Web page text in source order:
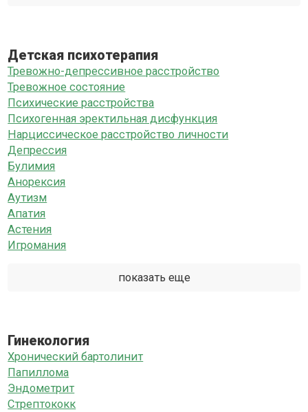
Детская психотерапия
Тревожно-депрессивное расстройство
Тревожное состояние
Психические расстройства
Психогенная эректильная дисфункция
Нарциссическое расстройство личности
Депрессия
Булимия
Анорексия
Аутизм
Апатия
Астения
Игромания
показать еще
Гинекология
Хронический бартолинит
Папиллома
Эндометрит
Стрептококк